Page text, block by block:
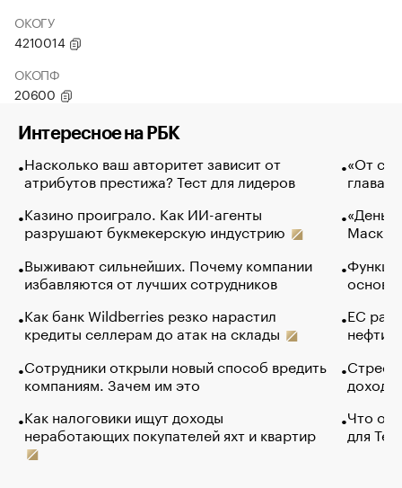
ОКОГУ
4210014
ОКОПФ
20600
Интересное на РБК
Насколько ваш авторитет зависит от
атрибутов престижа? Тест для лидеров
Казино проиграло. Как ИИ-агенты
разрушают букмекерскую индустрию
Выживают сильнейших. Почему компании
избавляются от лучших сотрудников
Как банк Wildberries резко нарастил
кредиты селлерам до атак на склады
Сотрудники открыли новый способ вредить
компаниям. Зачем им это
Как налоговики ищут доходы
неработающих покупателей яхт и квартир
«От
глава
Маск в
основ
ЕС
нефти
Что
для